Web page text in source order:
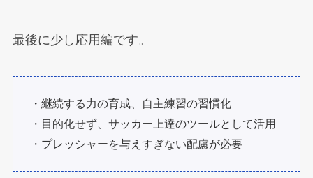
最後に少し応用編です。
・継続する力の育成、自主練習の習慣化
・目的化せず、サッカー上達のツールとして活用
・プレッシャーを与えすぎない配慮が必要